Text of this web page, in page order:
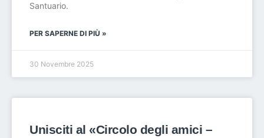
Santuario.
PER SAPERNE DI PIÙ »
30 Novembre 2025
Unisciti al «Circolo degli amici –